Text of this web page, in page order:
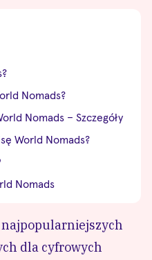
Nomads?
Nomads – Szczegóły
World Nomads?
Nomads
dla cyfrowych